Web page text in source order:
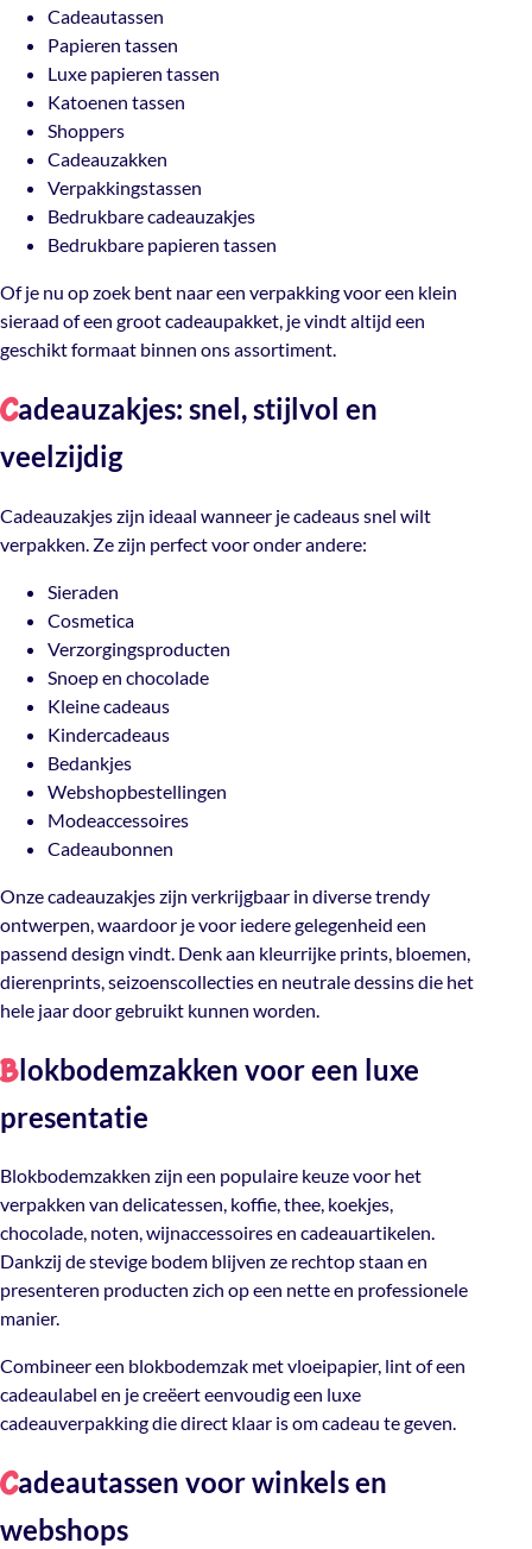
Cadeautassen
Papieren tassen
Luxe papieren tassen
Katoenen tassen
Shoppers
Cadeauzakken
Verpakkingstassen
Bedrukbare cadeauzakjes
Bedrukbare papieren tassen
Of je nu op zoek bent naar een verpakking voor een klein
sieraad of een groot cadeaupakket, je vindt altijd een
geschikt formaat binnen ons assortiment.
Cadeauzakjes: snel, stijlvol en
veelzijdig
Cadeauzakjes zijn ideaal wanneer je cadeaus snel wilt
verpakken. Ze zijn perfect voor onder andere:
Sieraden
Cosmetica
Verzorgingsproducten
Snoep en chocolade
Kleine cadeaus
Kindercadeaus
Bedankjes
Webshopbestellingen
Modeaccessoires
Cadeaubonnen
Onze cadeauzakjes zijn verkrijgbaar in diverse trendy
ontwerpen, waardoor je voor iedere gelegenheid een
passend design vindt. Denk aan kleurrijke prints, bloemen,
dierenprints, seizoenscollecties en neutrale dessins die het
hele jaar door gebruikt kunnen worden.
Blokbodemzakken voor een luxe
presentatie
Blokbodemzakken zijn een populaire keuze voor het
verpakken van delicatessen, koffie, thee, koekjes,
chocolade, noten, wijnaccessoires en cadeauartikelen.
Dankzij de stevige bodem blijven ze rechtop staan en
presenteren producten zich op een nette en professionele
manier.
Combineer een blokbodemzak met vloeipapier, lint of een
cadeaulabel en je creëert eenvoudig een luxe
cadeauverpakking die direct klaar is om cadeau te geven.
Cadeautassen voor winkels en
webshops